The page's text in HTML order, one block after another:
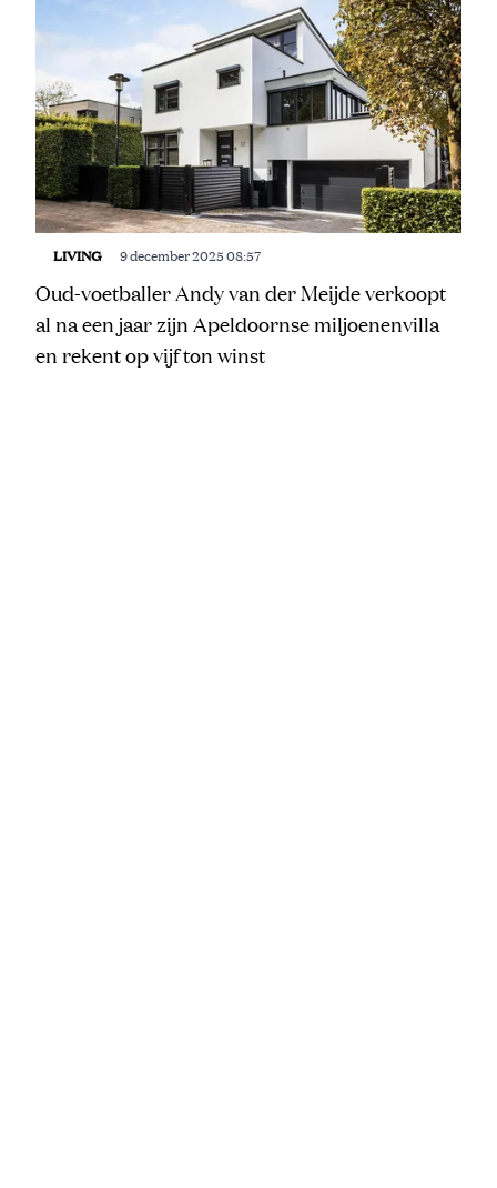
LIVING 9 december 2025 08:57
Oud-voetballer Andy van der Meijde verkoopt
al na een jaar zijn Apeldoornse miljoenenvilla
en rekent op vijf ton winst